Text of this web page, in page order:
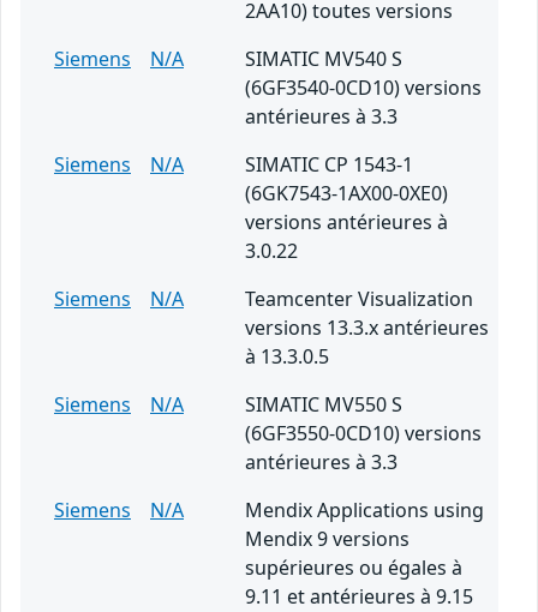
2AA10) toutes versions
Siemens
N/A
SIMATIC MV540 S
(6GF3540-0CD10) versions
antérieures à 3.3
Siemens
N/A
SIMATIC CP 1543-1
(6GK7543-1AX00-0XE0)
versions antérieures à
3.0.22
Siemens
N/A
Teamcenter Visualization
versions 13.3.x antérieures
à 13.3.0.5
Siemens
N/A
SIMATIC MV550 S
(6GF3550-0CD10) versions
antérieures à 3.3
Siemens
N/A
Mendix Applications using
Mendix 9 versions
supérieures ou égales à
9.11 et antérieures à 9.15